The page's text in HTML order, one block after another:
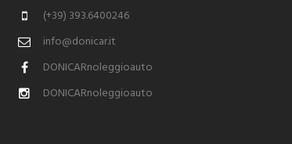
(+39) 393.6400246
info@donicar.it
DONICARnoleggioauto
DONICARnoleggioauto